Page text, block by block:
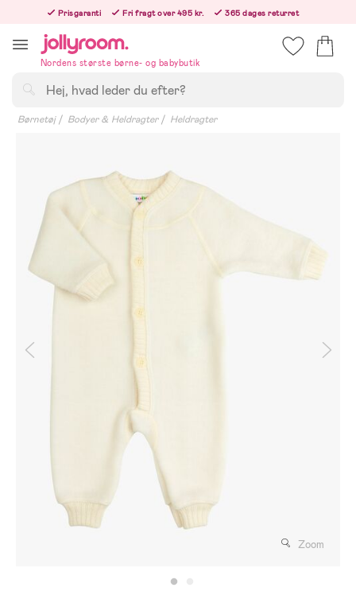
innehållet
Prisgaranti Fri fragt over 495 kr.
365 dages returret
Nordens største børne- og babybutik
Børnetøj Bodyer & Heldragter Heldragter
Zoom